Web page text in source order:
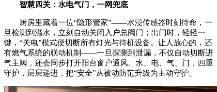
智慧四关：水电气门，一网兜底
厨房里藏着一位“隐形管家”——水浸传感器时刻待命，一
旦检测到溢水，立刻自动关闭入户总阀门；出门时，轻轻一
键，“关电”模式便切断所有灯光与待机设备。让人放心的，还
有燃气系统的联动机制——一旦探测到泄漏，不仅自动切断进
气主阀，还会同步打开阳台窗户通风。水、电、气、门，四重
守护，层层递进，把“安全”从被动防范升级为主动守护。